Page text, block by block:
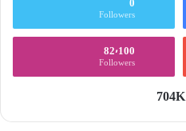
Followers
82٬100
Followers
704K